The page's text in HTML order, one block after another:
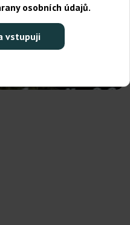
osobních údajů.
vstupuji